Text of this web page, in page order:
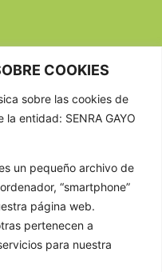
COOKIES
sobre las cookies de
entidad: SENRA GAYO
un pequeño archivo de
“smartphone”
página web.
pertenecen a
para nuestra